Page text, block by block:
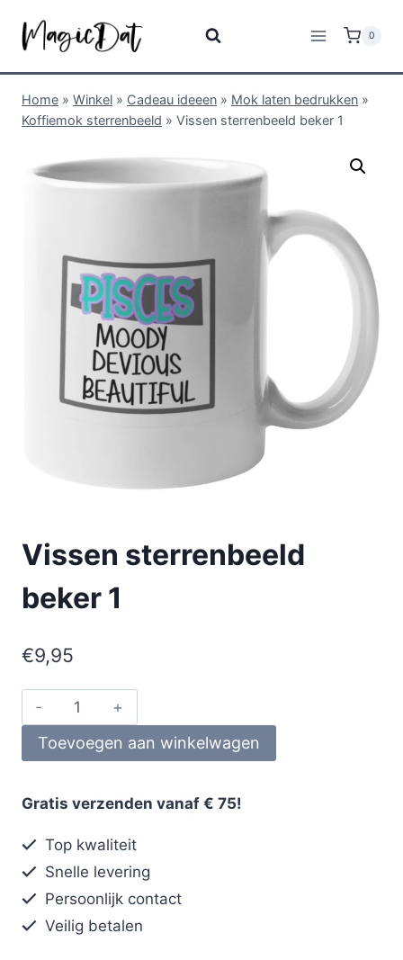
0
Home » Winkel » Cadeau ideeen » Mok laten bedrukken »
Koffiemok sterrenbeeld » Vissen sterrenbeeld beker 1
Vissen sterrenbeeld
beker 1
€9,95
Toevoegen aan winkelwagen
Gratis verzenden vanaf € 75!
Top kwaliteit
Snelle levering
Persoonlijk contact
Veilig betalen